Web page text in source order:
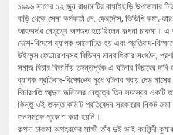
১৯৯৬ সালের ১২ জুন রাঙামাটির বাঘাইছড়ি উপজেলার
বাড়ি থেকে সেনা কর্মকর্তা লে. ফেরদৌস, ভিডিপি
আহম্মদ’র নেতৃত্বে অপহৃত হয়েছিলেন কল্পনা চাকমা। এ
দেশে-বিদেশে ব্যাপক আলোচিত হয় এবং প্রতিবাদ-
উইমেন্স ফেডারেশনসহ বিভিন্ন মানবাধিকার সংগঠন,
সমাজ বিচার বিভাগীয় তদন্তপূর্বক এ ঘটনার বিচারের দাবি
ব্যাপক প্রতিবাদ-বিক্ষোভের মুখে ঘটনার প্রায় দেড়
বিচারপতি আব্দুল জলিলের নেতৃত্বে তিন সদস্যের একটি
কিন্তু ওই তদন্ত কমিটি প্রতিবেদন সরকারের নিকট
জনসমক্ষে প্রকাশ করা হয়নি।
কল্পনা চাকমা অপহরণের সাক্ষী তাঁর দুই ভাই কালিন্দী